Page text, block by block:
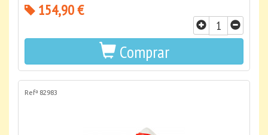
154,90 €
Comprar
Refª 82983